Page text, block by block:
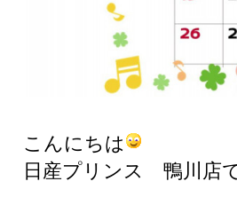
こんにちは
日産プリンス 鴨川店